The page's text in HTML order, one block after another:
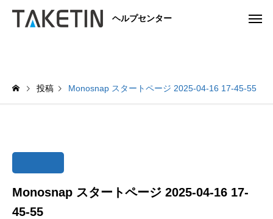
ヘルプセンター
投稿 Monosnap スタートページ 2025-04-16 17-45-55
Monosnap スタートページ 2025-04-16 17-
45-55